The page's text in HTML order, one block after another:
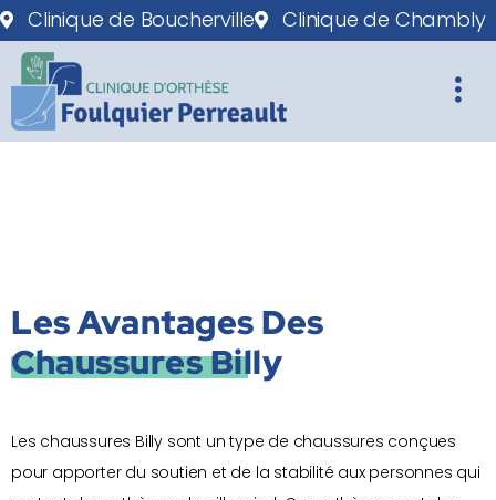
Clinique de Boucherville Clinique de Chambly
Les Avantages Des
Chaussures Billy
Les chaussures Billy sont un type de chaussures conçues
pour apporter du soutien et de la stabilité aux personnes qui